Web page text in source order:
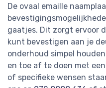
De ovaal emaille
gaatjes. Dit zorgt ervoor
kunt bevestigen aan je
onderhoud simpel
en toe af te doen met
of specifieke wensen